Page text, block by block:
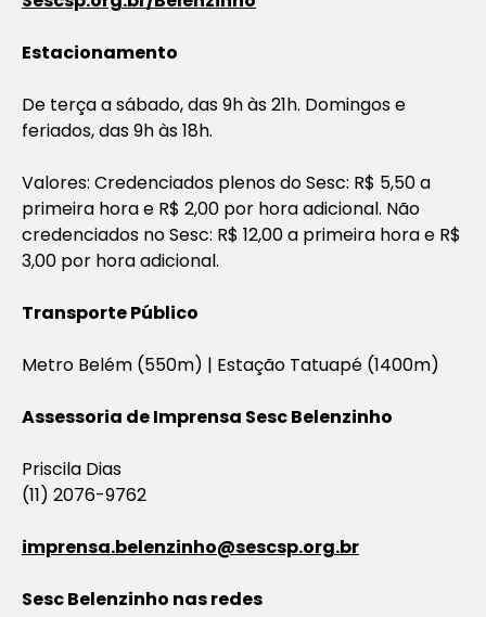
Estacionamento
De terça a sábado, das 9h às 21h. Domingos e
feriados, das 9h às 18h.
Valores: Credenciados plenos do Sesc: R$ 5,50 a
primeira hora e R$ 2,00 por hora adicional. Não
credenciados no Sesc: R$ 12,00 a primeira hora e R$
3,00 por hora adicional.
Transporte Público
Metro Belém (550m) | Estação Tatuapé (1400m)
Assessoria de Imprensa Sesc Belenzinho
Priscila Dias
(11) 2076-9762
imprensa.belenzinho@sescsp.org.br
Sesc Belenzinho nas redes